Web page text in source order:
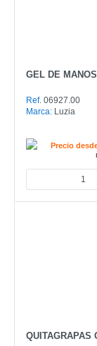
GEL DE
Ref. 06927.00
Marca: Luzia
Precio
QUITAGRAPAS